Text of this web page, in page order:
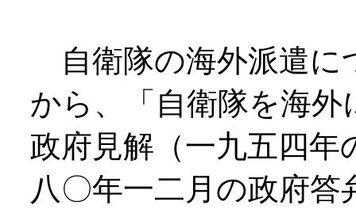
自衛隊の海外派遣に
から、「自衛隊を海
政府見解（一九五四年
八〇年一二月の政府